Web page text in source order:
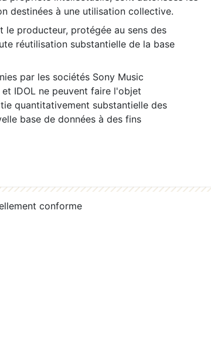
destinées à une utilisation collective.
le producteur, protégée au sens des
réutilisation substantielle de la base
par les sociétés Sony Music
IDOL ne peuvent faire l'objet
quantitativement substantielle des
base de données à des fins
conforme